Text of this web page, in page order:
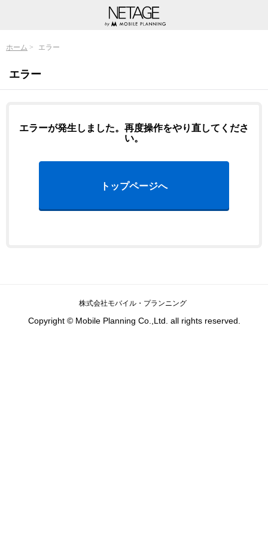
ホーム エラー
エラー
エラーが発生しました。再度操作をやり直してくださ
い。
株式会社モバイル・プランニング
Copyright © Mobile Planning Co.,Ltd. all rights reserved.